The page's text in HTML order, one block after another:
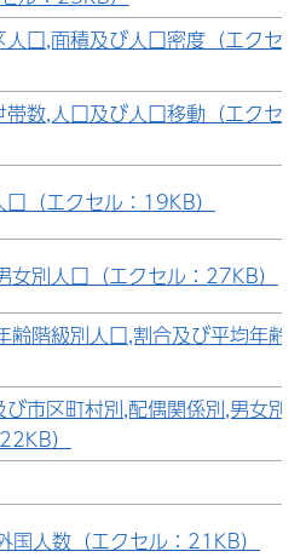
人口,面積及び人口密度（エクセ
帯数,人口及び人口移動（エクセ
（エクセル：19KB）
女別人口（エクセル：27KB）
齢階級別人口,割合及び平均年齢
び市区町村別,配偶関係別,男女別
）
国人数（エクセル：21KB）